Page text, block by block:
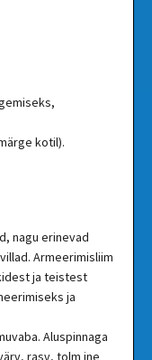
kotil).
nagu erinevad
Armeerimisliim
ja teistest
ja
Aluspinnaga